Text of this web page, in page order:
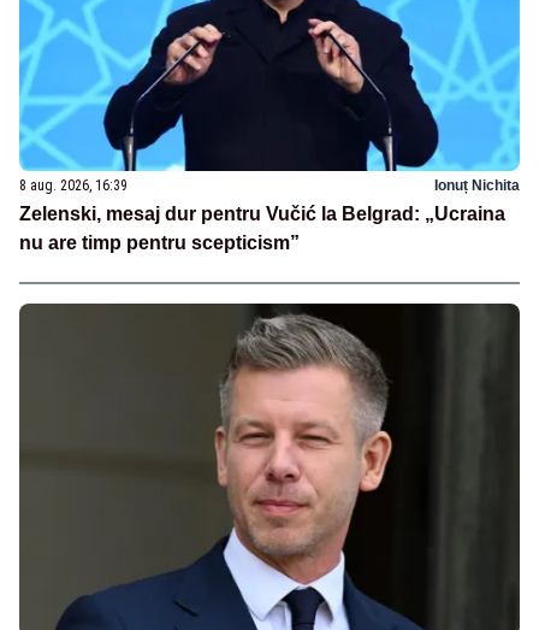
8 aug. 2026, 16:39 Ionuț Nichita
Zelenski, mesaj dur pentru Vučić la Belgrad: „Ucraina
nu are timp pentru scepticism”